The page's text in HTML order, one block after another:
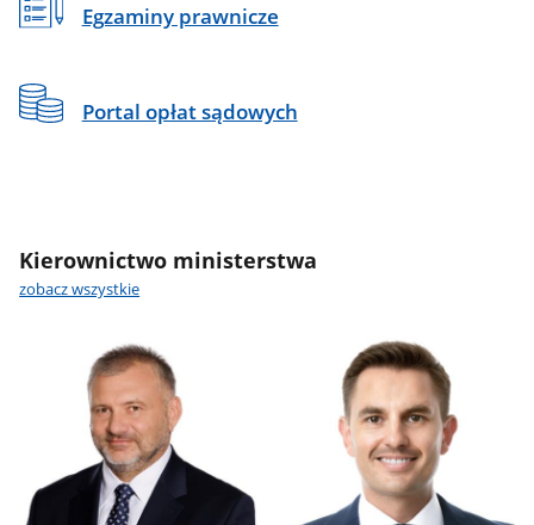
Egzaminy prawnicze
Portal opłat sądowych
Kierownictwo ministerstwa
zobacz wszystkie